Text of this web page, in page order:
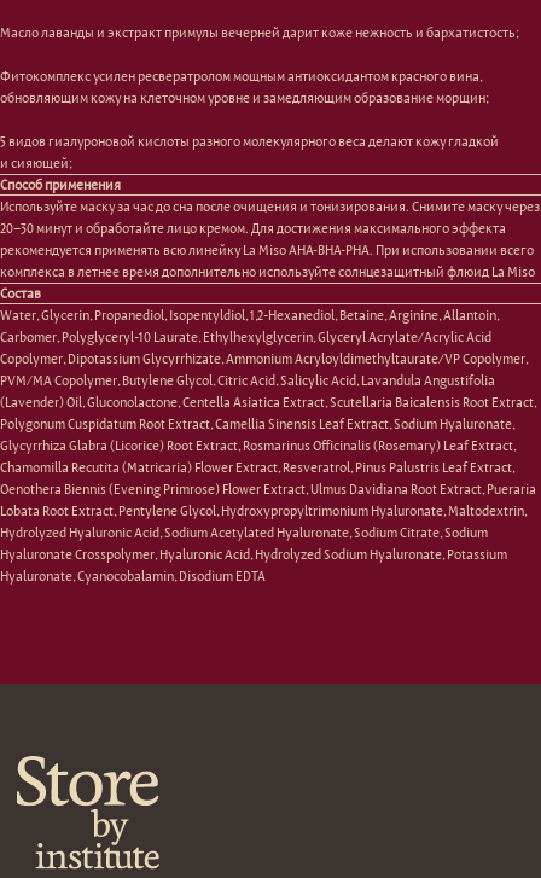
Масло лаванды и экстракт примулы вечерней дарит коже нежность и бархатистость;
Фитокомплекс усилен ресвератролом мощным антиоксидантом красного вина,
обновляющим кожу на клеточном уровне и замедляющим образование морщин;
5 видов гиалуроновой кислоты разного молекулярного веса делают кожу гладкой
и сияющей;
Способ применения
Используйте маску за час до сна после очищения и тонизирования. Снимите маску через
20−30 минут и обработайте лицо кремом. Для достижения максимального эффекта
рекомендуется применять всю линейку La Miso AHA-BHA-PHA. При использовании всего
комплекса в летнее время дополнительно используйте солнцезащитный флюид La Miso
Состав
Water, Glycerin, Propanediol, Isopentyldiol, 1,2-Hexanediol, Betaine, Arginine, Allantoin,
Carbomer, Polyglyceryl-10 Laurate, Ethylhexylglycerin, Glyceryl Acrylate/Acrylic Acid
Copolymer, Dipotassium Glycyrrhizate, Ammonium Acryloyldimethyltaurate/VP Copolymer,
PVM/MA Copolymer, Butylene Glycol, Citric Acid, Salicylic Acid, Lavandula Angustifolia
(Lavender) Oil, Gluconolactone, Centella Asiatica Extract, Scutellaria Baicalensis Root Extract,
Polygonum Cuspidatum Root Extract, Camellia Sinensis Leaf Extract, Sodium Hyaluronate,
Glycyrrhiza Glabra (Licorice) Root Extract, Rosmarinus Officinalis (Rosemary) Leaf Extract,
Chamomilla Recutita (Matricaria) Flower Extract, Resveratrol, Pinus Palustris Leaf Extract,
Oenothera Biennis (Evening Primrose) Flower Extract, Ulmus Davidiana Root Extract, Pueraria
Lobata Root Extract, Pentylene Glycol, Hydroxypropyltrimonium Hyaluronate, Maltodextrin,
Hydrolyzed Hyaluronic Acid, Sodium Acetylated Hyaluronate, Sodium Citrate, Sodium
Hyaluronate Crosspolymer, Hyaluronic Acid, Hydrolyzed Sodium Hyaluronate, Potassium
Hyaluronate, Cyanocobalamin, Disodium EDTA
Тело
Проблемы
Кремы
Лосьоны
Очищение
Шея и зона декольте
Пилинги/масла
Уход за руками
Уход за ногами
Средства для ванны
Гаджеты
Сертификаты
Наборы
Клиентам
Система лояльности
Доставка и самовывоз
Оплата и возврат
Согласие на обработку
персональных данных
Лицо
Проблемы
Очищение
Увлажнение/питание
Сыворотки/ эссенции
Ретинол
Защита от солнца
Тонизация
Восстановление
Маски и патчи
Уход за губами
Декоротивная косметика
Волосы
Проблемы
Шампуни